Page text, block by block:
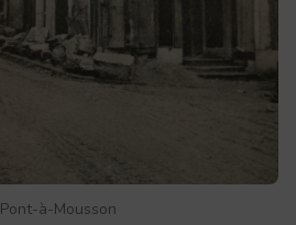
Pont-à-Mousson